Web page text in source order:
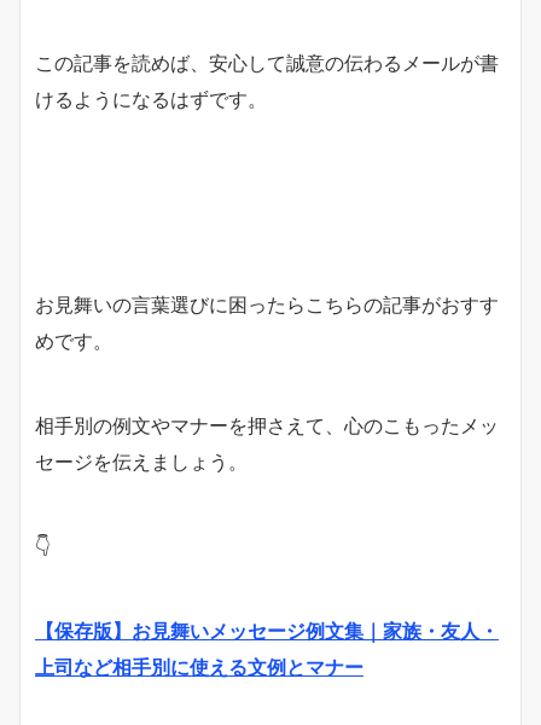
この記事を読めば、安心して誠意の伝わるメールが書
けるようになるはずです。
お見舞いの言葉選びに困ったらこちらの記事がおすす
めです。
相手別の例文やマナーを押さえて、心のこもったメッ
セージを伝えましょう。
👇
【保存版】お見舞いメッセージ例文集｜家族・友人・
上司など相手別に使える文例とマナー